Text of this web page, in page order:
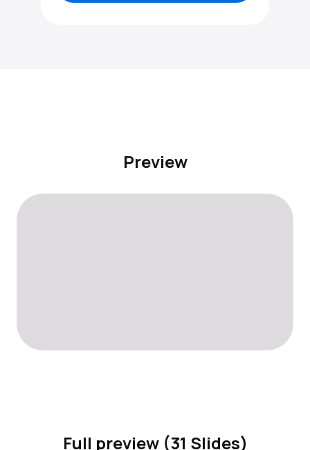
Preview
Full preview (31 Slides)